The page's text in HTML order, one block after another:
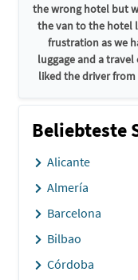
the wrong hotel but
the van to the hotel
frustration as we
luggage and a
liked the driver
Beliebteste
Alicante
Almería
Barcelona
Bilbao
Córdoba